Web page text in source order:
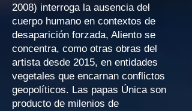
2008) interroga la ausencia del
cuerpo humano en contextos de
desaparición forzada, Aliento se
concentra, como otras obras del
artista desde 2015, en entidades
vegetales que encarnan conflictos
geopolíticos. Las papas Única son
producto de milenios de